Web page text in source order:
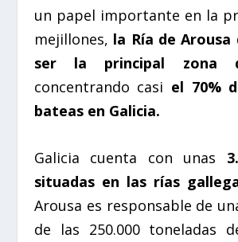
un papel importante en la
mejillones, la Ría de
ser la principal zona
concentrando casi el 70%
bateas en Galicia.
Galicia cuenta con unas
situadas en las rías
Arousa es responsable de
de las 250.000 toneladas